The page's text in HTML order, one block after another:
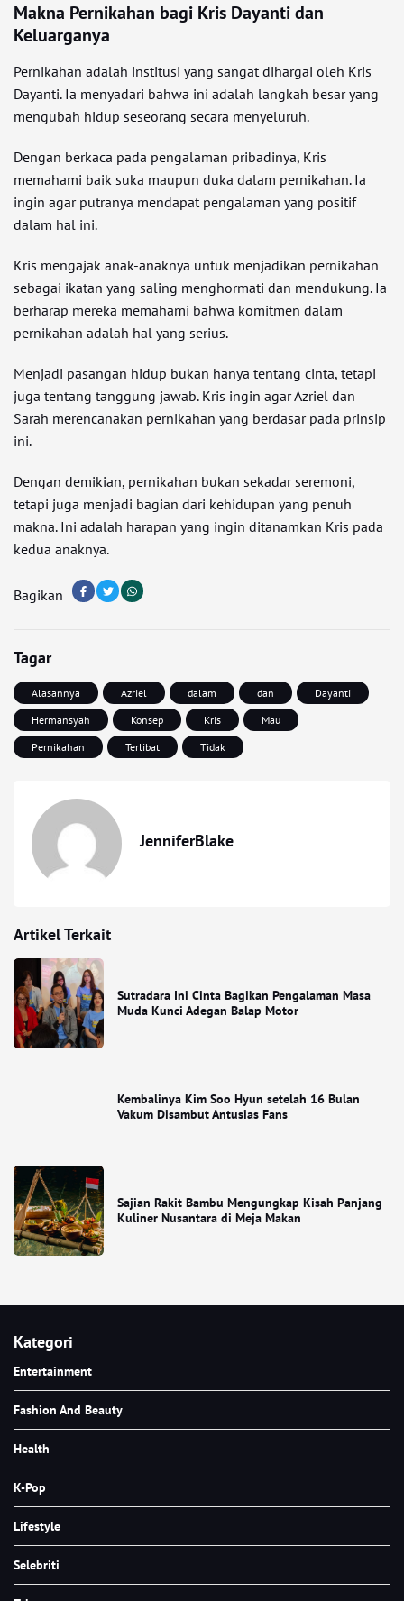
Makna Pernikahan bagi Kris Dayanti dan
Keluarganya
Pernikahan adalah institusi yang sangat dihargai oleh Kris
Dayanti. Ia menyadari bahwa ini adalah langkah besar yang
mengubah hidup seseorang secara menyeluruh.
Dengan berkaca pada pengalaman pribadinya, Kris
memahami baik suka maupun duka dalam pernikahan. Ia
ingin agar putranya mendapat pengalaman yang positif
dalam hal ini.
Kris mengajak anak-anaknya untuk menjadikan pernikahan
sebagai ikatan yang saling menghormati dan mendukung. Ia
berharap mereka memahami bahwa komitmen dalam
pernikahan adalah hal yang serius.
Menjadi pasangan hidup bukan hanya tentang cinta, tetapi
juga tentang tanggung jawab. Kris ingin agar Azriel dan
Sarah merencanakan pernikahan yang berdasar pada prinsip
ini.
Dengan demikian, pernikahan bukan sekadar seremoni,
tetapi juga menjadi bagian dari kehidupan yang penuh
makna. Ini adalah harapan yang ingin ditanamkan Kris pada
kedua anaknya.
Bagikan
Tagar
Alasannya Azriel dalam dan
Dayanti
Hermansyah
Konsep Kris
Mau
Pernikahan
Terlibat Tidak
JenniferBlake
Artikel Terkait
Sutradara Ini Cinta Bagikan Pengalaman Masa
Muda Kunci Adegan Balap Motor
Kembalinya Kim Soo Hyun setelah 16 Bulan
Vakum Disambut Antusias Fans
Sajian Rakit Bambu Mengungkap Kisah Panjang
Kuliner Nusantara di Meja Makan
Kategori
Entertainment
Fashion And Beauty
Health
K-Pop
Lifestyle
Selebriti